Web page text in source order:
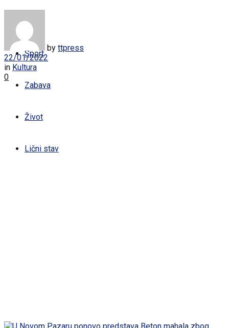
Žena
Sport
Zabava
Život
Lični stav
by ttpress
22/01/2022
in Kultura
0